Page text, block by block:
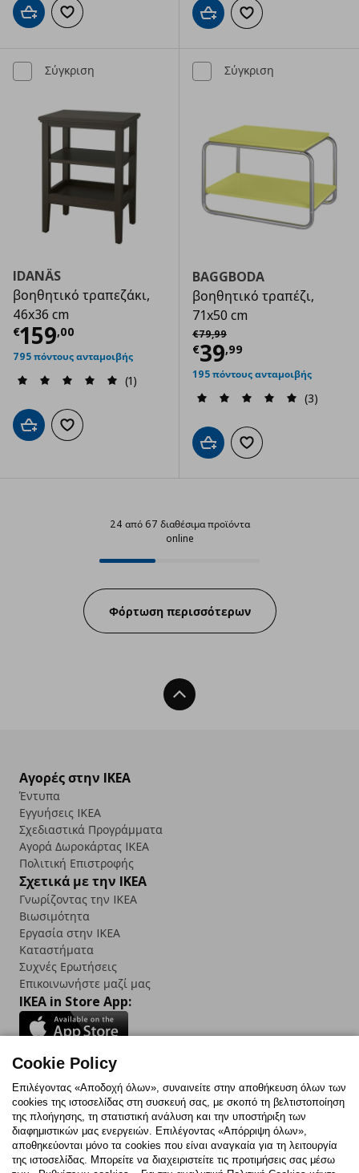
Προσθήκη στο καλάθι
Προσθήκη στα αγαπημένα Προσθήκη στο καλάθι
Προσθήκη στα
Σύγκριση
IDANÄS
βοηθητικό τραπεζάκι,
46x36 cm
€159,00
Τρέχουσα τιμή € 159,00
795 πόντους ανταμοιβής
(1)
Προσθήκη στο καλάθι
Προσθήκη στα αγαπημένα
Σύγκριση
BAGGBODA
βοηθητικό τραπέζι,
71x50 cm
€79,99
Αρχική τιμή
€39,99
Τρέχουσα
195 πόντους ανταμοιβής
(3)
Προσθήκη στο καλάθι
Προσθήκη στα
24 από 67 διαθέσιμα προϊόντα
online
Progress:
Φόρτωση περισσότερων
Back To Top
Αγορές στην IKEA
Έντυπα
Εγγυήσεις IKEA
Σχεδιαστικά Προγράμματα
Αγορά Δωρoκάρτας IKEA
Πολιτική Επιστροφής
Σχετικά με την IKEA
Γνωρίζοντας την IKEA
Βιωσιμότητα
Εργασία στην IKEA
Καταστήματα
Συχνές Ερωτήσεις
Επικοινωνήστε μαζί μας
IKEA in Store App:
Follow us:
FacebookInstagram
TikTokYoutubePinterestTwitter
Cookie Policy
Επιλέγοντας «Αποδοχή όλων», συναινείτε στην αποθήκευση όλων των
cookies της ιστοσελίδας στη συσκευή σας, με σκοπό τη βελτιστοποίηση
της πλοήγησης, τη στατιστική ανάλυση και την υποστήριξη των
διαφημιστικών μας ενεργειών. Επιλέγοντας «Απόρριψη όλων»,
αποθηκεύονται μόνο τα cookies που είναι αναγκαία για τη λειτουργία
της ιστοσελίδας. Μπορείτε να διαχειριστείτε τις προτιμήσεις σας μέσω